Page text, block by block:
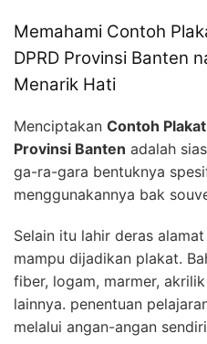
Memahami Contoh
DPRD Provinsi Banten
Menarik Hati
Menciptakan Contoh
Provinsi Banten adalah
ga-ra-gara bentuknya
menggunakannya bak
Selain itu lahir deras
mampu dijadikan plakat.
fiber, logam, marmer,
lainnya. penentuan
melalui angan-angan